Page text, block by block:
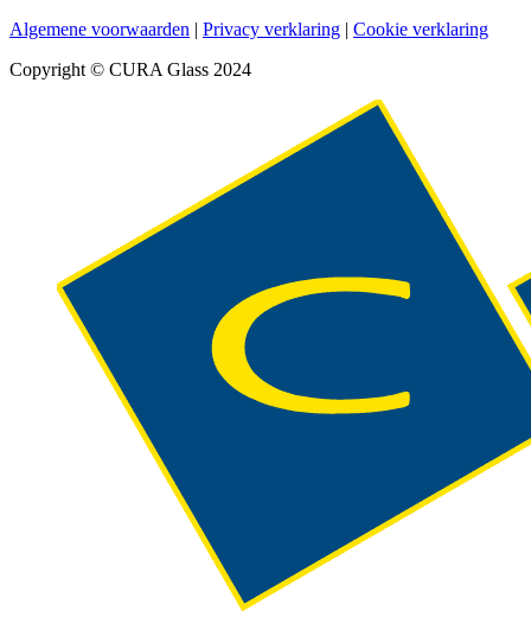
Algemene voorwaarden | Privacy verklaring | Cookie verklaring
Copyright © CURA Glass 2024